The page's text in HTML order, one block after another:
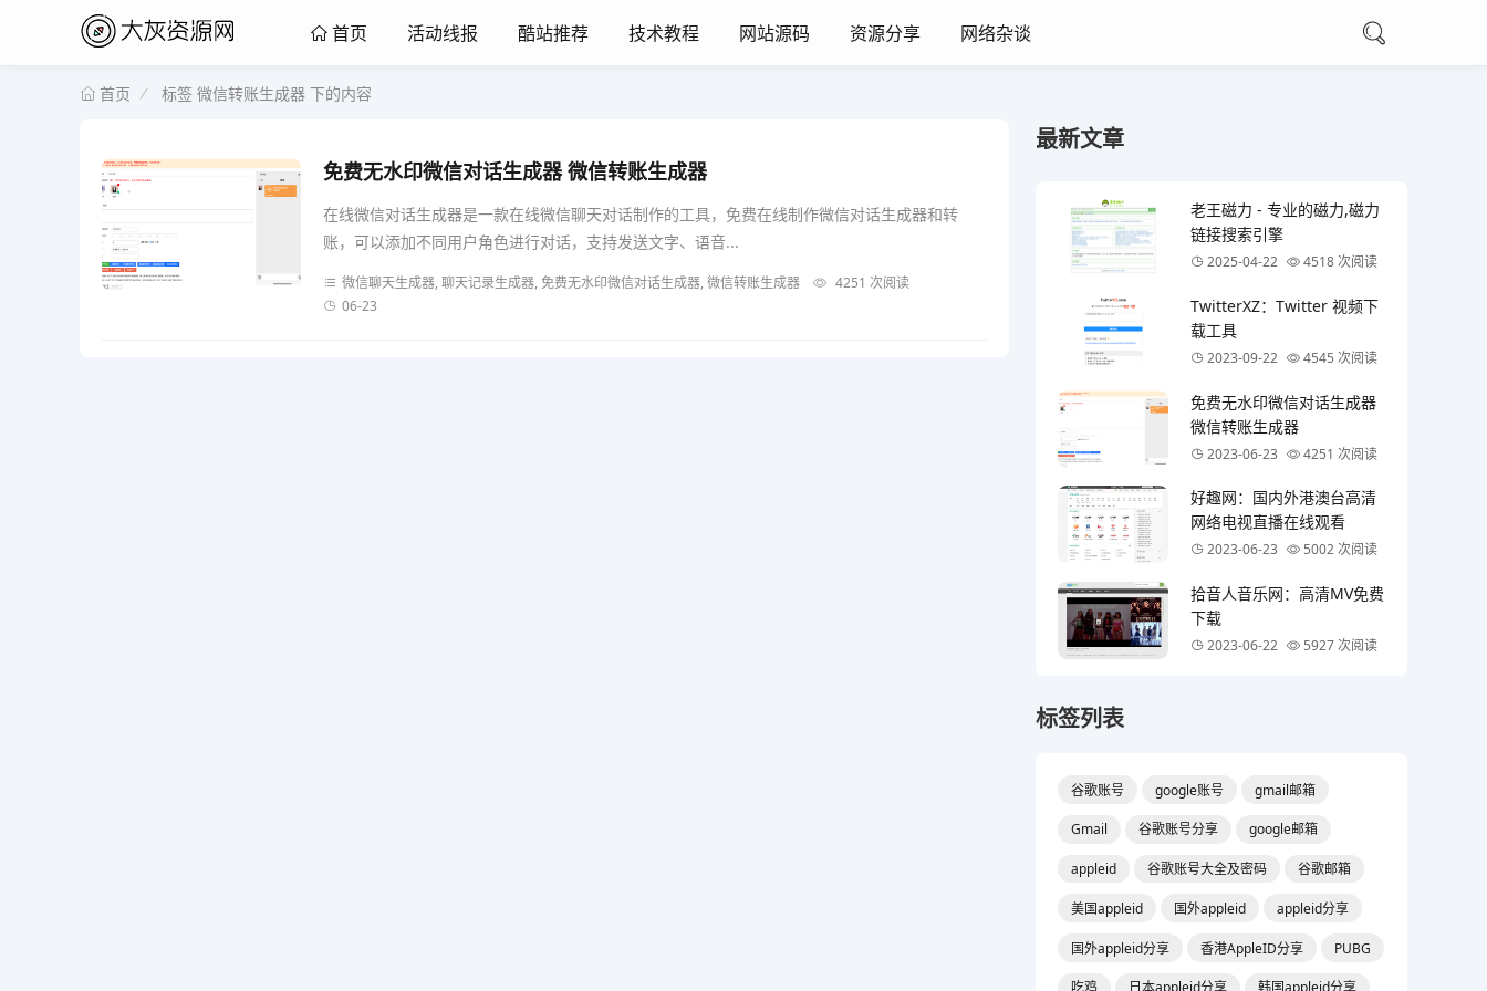
首页 活动线报 酷站推荐 技术教程 网站源码 资源分享 网络杂谈
首页 标签 微信转账生成器 下的内容
免费无水印微信对话生成器 微信转账生成器
在线微信对话生成器是一款在线微信聊天对话制作的工具，免费在线制作微信对话生成器和转
账，可以添加不同用户角色进行对话，支持发送文字、语音...
微信聊天生成器, 聊天记录生成器, 免费无水印微信对话生成器, 微信转账生成器
4251 次阅读
06-23
最新文章
老王磁力 - 专业的磁力,磁力
链接搜索引擎
2025-04-22 4518 次阅读
TwitterXZ：Twitter 视频下
载工具
2023-09-22 4545 次阅读
免费无水印微信对话生成器
微信转账生成器
2023-06-23 4251 次阅读
好趣网：国内外港澳台高清
网络电视直播在线观看
2023-06-23 5002 次阅读
拾音人音乐网：高清MV免费
下载
2023-06-22 5927 次阅读
标签列表
谷歌账号 google账号 gmail邮箱
Gmail 谷歌账号分享 google邮箱
appleid 谷歌账号大全及密码 谷歌邮箱
美国appleid 国外appleid appleid分享
国外appleid分享 香港AppleID分享 PUBG